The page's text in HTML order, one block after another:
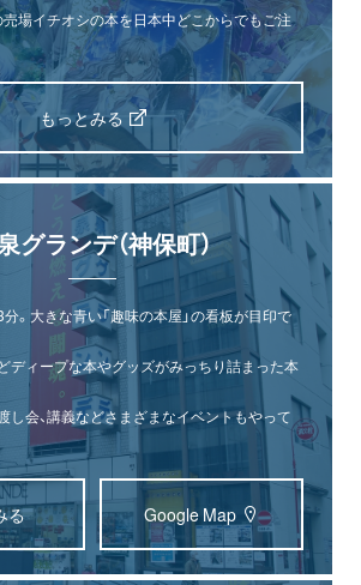
売場イチオシの本を日本中どこからでもご注
もっとみる
グランデ（神保町）
。大きな青い「趣味の本屋」の看板が目印で
どディープな本やグッズがみっちり詰まった本
し会、講義などさまざまなイベントもやって
る Google Map